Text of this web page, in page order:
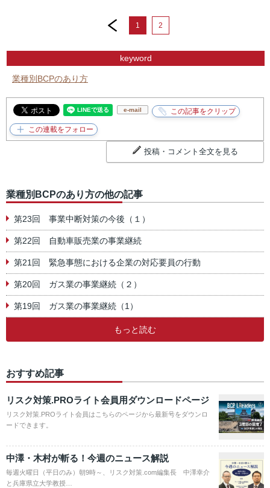
prev
1 2
keyword
業種別BCPのあり方
e-mail
投稿・コメント全文を見る
業種別BCPのあり方の他の記事
第23回 事業中断対策の今後（１）
第22回 自動車販売業の事業継続
第21回 緊急事態における企業の対応要員の行動
第20回 ガス業の事業継続（２）
第19回 ガス業の事業継続（1）
もっと読む
おすすめ記事
リスク対策.PROライト会員用ダウンロードページ
リスク対策.PROライト会員はこちらのページから最新号をダウンロ
ードできます。
中澤・木村が斬る！今週のニュース解説
毎週火曜日（平日のみ）朝9時～、リスク対策.com編集長 中澤幸介
と兵庫県立大学教授…